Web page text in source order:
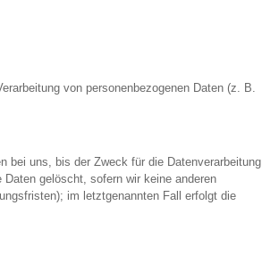
von personenbezogenen Daten (z. B.
bei uns, bis der Zweck für die Datenverarbeitung
gelöscht, sofern wir keine anderen
im letztgenannten Fall erfolgt die